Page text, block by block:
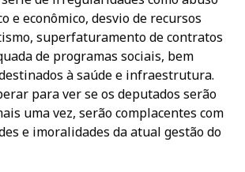
e econômico, desvio de recursos
superfaturamento de contratos
de programas sociais, bem
à saúde e infraestrutura.
para ver se os deputados serão
uma vez, serão complacentes com
e imoralidades da atual gestão do